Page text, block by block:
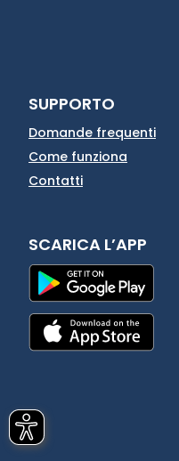
SUPPORTO
Domande frequenti
Come funziona
Contatti
SCARICA L’APP